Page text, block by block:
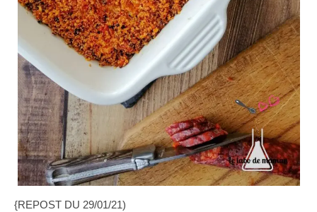
{REPOST DU 29/01/21)